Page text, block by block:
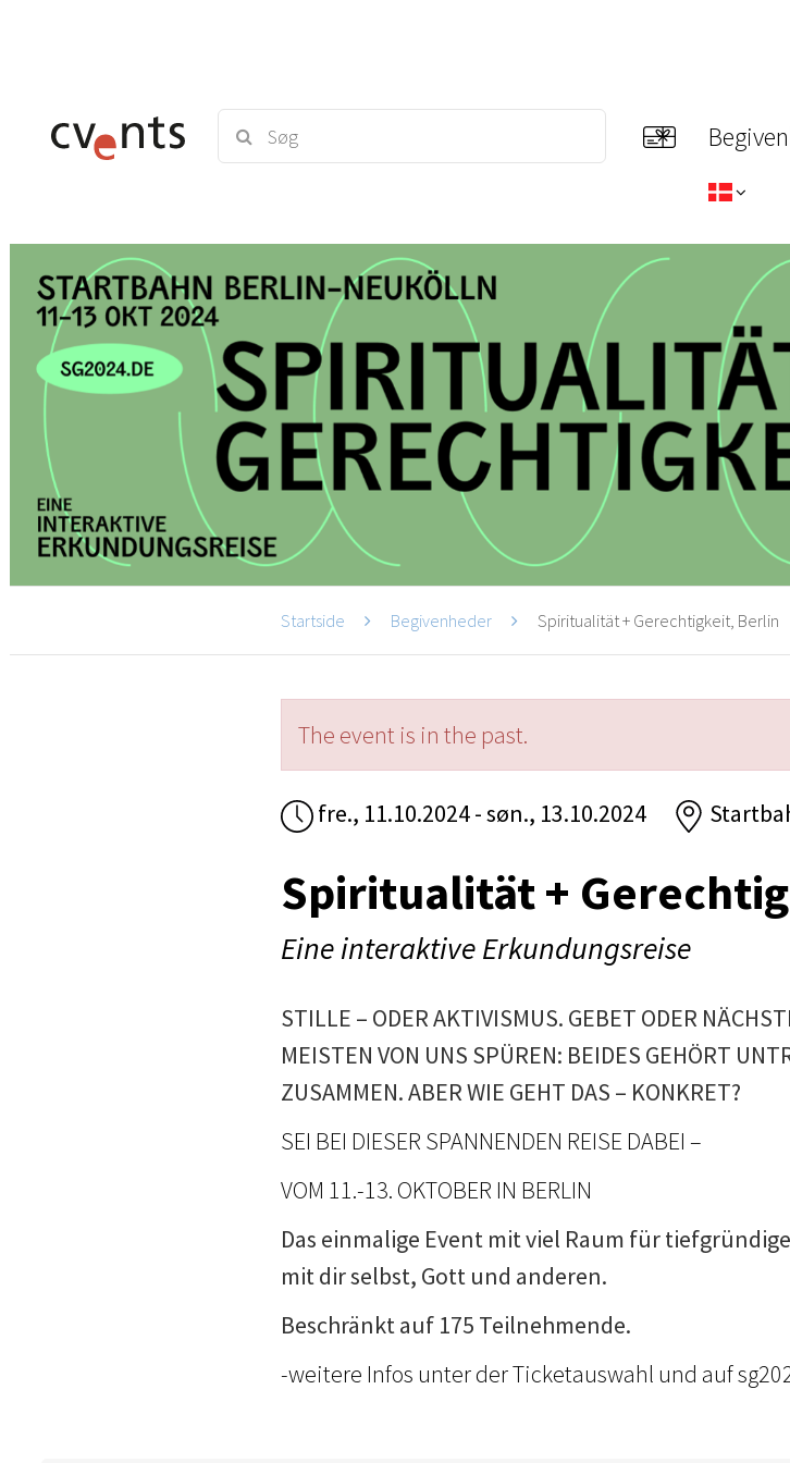
Startside Begivenheder Spiritualität + Gerechtigkeit, Berlin
The event is in the past.
fre., 11.10.2024 - søn., 13.10.2024
Spiritualität +
Eine interaktive Erkundungsreise
STILLE – ODER AKTIVISMUS. GEBET ODER
MEISTEN VON UNS SPÜREN: BEIDES GEHÖRT
ZUSAMMEN. ABER WIE GEHT DAS – KONKRET?
SEI BEI DIESER SPANNENDEN REISE DABEI –
VOM 11.-13. OKTOBER IN BERLIN
Das einmalige Event mit viel Raum für
mit dir selbst, Gott und anderen.
Beschränkt auf 175 Teilnehmende.
-weitere Infos unter der Ticketauswahl und auf